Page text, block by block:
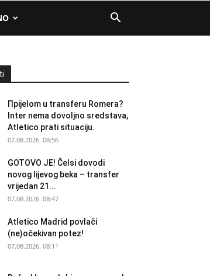
Прijelom u transferu Romera?
Inter nema dovoljno sredstava,
Atletico prati situaciju.
07.08.2026. 08:56
GOTOVO JE! Čelsi dovodi
novog lijevog beka – transfer
vrijedan 21...
07.08.2026. 08:47
Atletico Madrid povlači
(ne)očekivan potez!
07.08.2026. 08:11